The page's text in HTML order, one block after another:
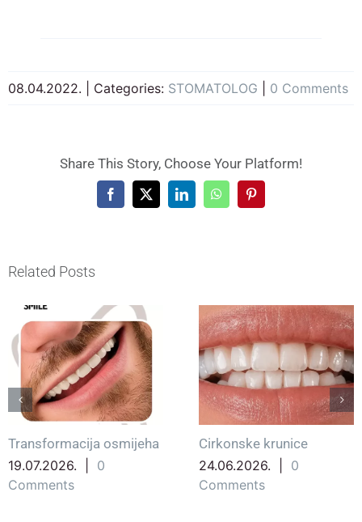
08.04.2022. Categories: STOMATOLOG 0 Comments
Share This Story, Choose Your Platform!
Facebook
X LinkedInWhatsAppPinterest
Related Posts
Transformacija osmijeha
19.07.2026.
0
Comments
Cirkonske krunice
24.06.2026.
0
Comments